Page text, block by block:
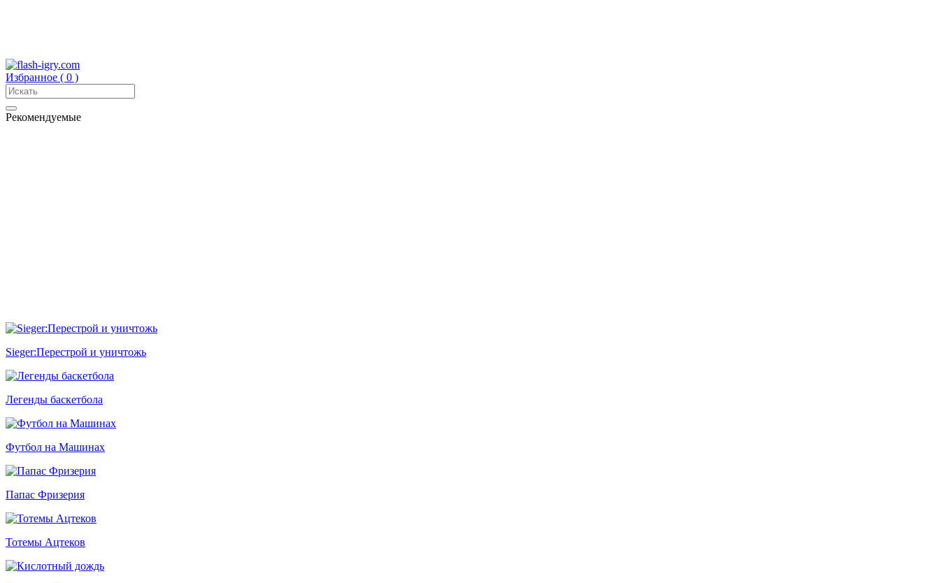
Избранное ( 0 )
Рекомендуемые
Sieger:Перестрой и уничтожь
Легенды баскетбола
Футбол на Машинах
Папас Фризерия
Тотемы Ацтеков